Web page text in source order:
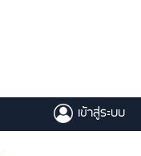
เข้าสู่ระบบ